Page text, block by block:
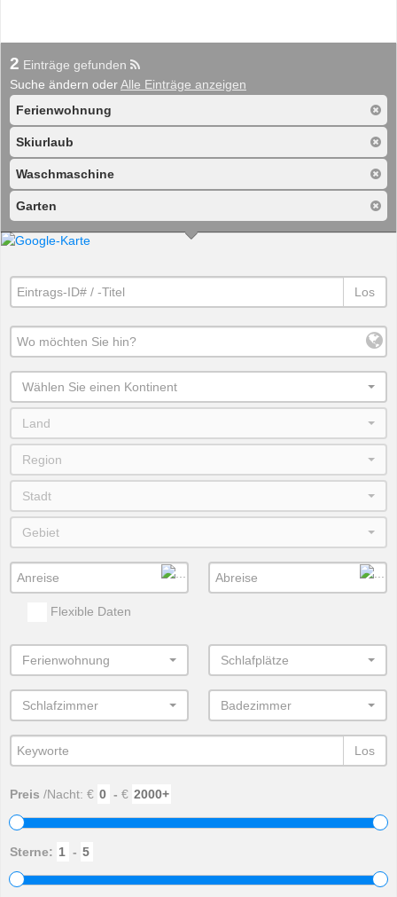
2 Einträge gefunden
Suche ändern oderAlle Einträge anzeigen
Ferienwohnung
Skiurlaub
Waschmaschine
Garten
Los
Wählen Sie einen Kontinent
Land
Region
Stadt
Gebiet
Flexible Daten
Ferienwohnung Schlafplätze
Schlafzimmer Badezimmer
Los
Preis /Nacht: € - €
Sterne: -